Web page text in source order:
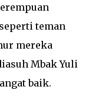
teman
mereka
Mbak Yuli
baik.